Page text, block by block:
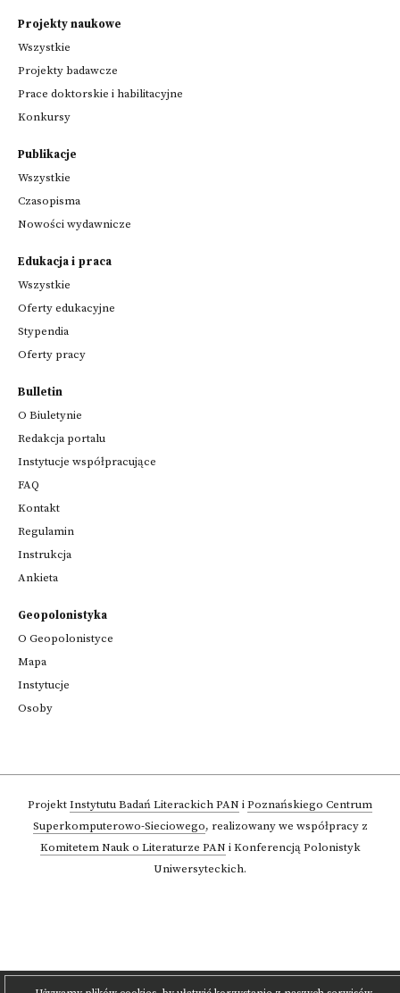
Projekty naukowe
Wszystkie
Projekty badawcze
Prace doktorskie i habilitacyjne
Konkursy
Publikacje
Wszystkie
Czasopisma
Nowości wydawnicze
Edukacja i praca
Wszystkie
Oferty edukacyjne
Stypendia
Oferty pracy
Bulletin
O Biuletynie
Redakcja portalu
Instytucje współpracujące
FAQ
Kontakt
Regulamin
Instrukcja
Ankieta
Geopolonistyka
O Geopolonistyce
Mapa
Instytucje
Osoby
ProjektInstytutu Badań Literackich PAN iPoznańskiego Centrum
Superkomputerowo-Sieciowego, realizowany we współpracy z
Komitetem Nauk o Literaturze PAN i Konferencją Polonistyk
Uniwersyteckich.